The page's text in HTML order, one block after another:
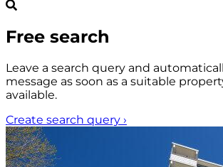
Free search
Leave a search query and
message as soon as a suitable
available.
Create search query ›